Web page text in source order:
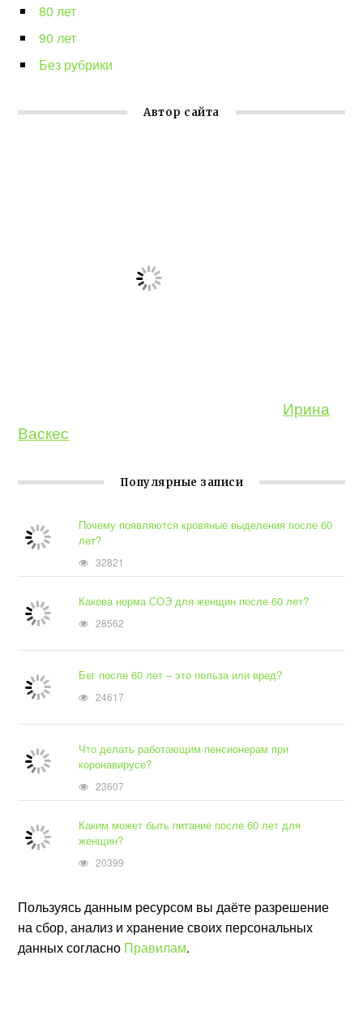
80 лет
90 лет
Без рубрики
Автор сайта
Ирина
Васкес
Популярные записи
Почему появляются кровяные выделения после 60
лет?
32821
Какова норма СОЭ для женщин после 60 лет?
28562
Бег после 60 лет – это польза или вред?
24617
Что делать работающим пенсионерам при
коронавирусе?
23607
Каким может быть питание после 60 лет для
женщин?
20399
Пользуясь данным ресурсом вы даёте разрешение
на сбор, анализ и хранение своих персональных
данных согласно Правилам.